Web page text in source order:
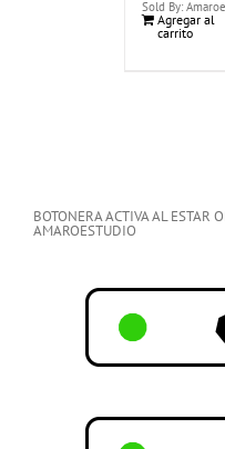
Sold By:
Agregar al
carrito
BOTONERA ACTIVA AL ESTAR
AMAROESTUDIO